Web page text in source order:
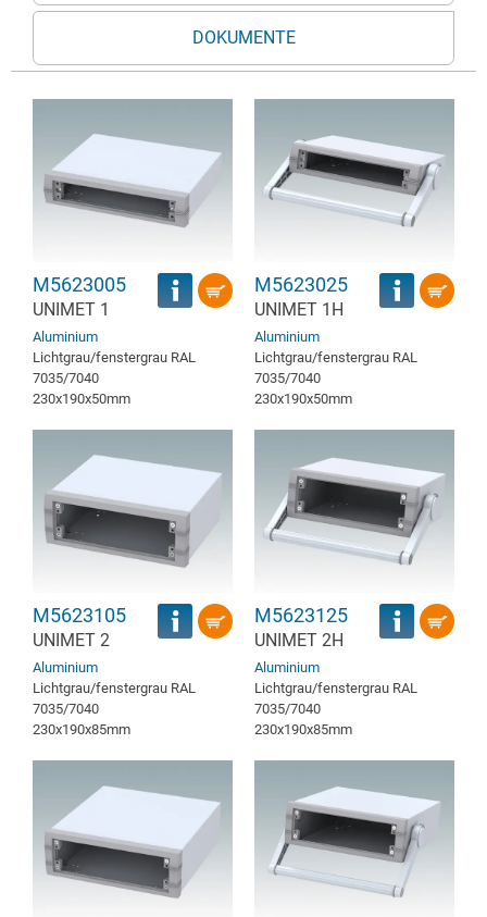
DOKUMENTE
M5623005
UNIMET 1
Aluminium
Lichtgrau/fenstergrau RAL
7035/7040
230x190x50mm
M5623025
UNIMET 1H
Aluminium
Lichtgrau/fenstergrau RAL
7035/7040
230x190x50mm
M5623105
UNIMET 2
Aluminium
Lichtgrau/fenstergrau RAL
7035/7040
230x190x85mm
M5623125
UNIMET 2H
Aluminium
Lichtgrau/fenstergrau RAL
7035/7040
230x190x85mm